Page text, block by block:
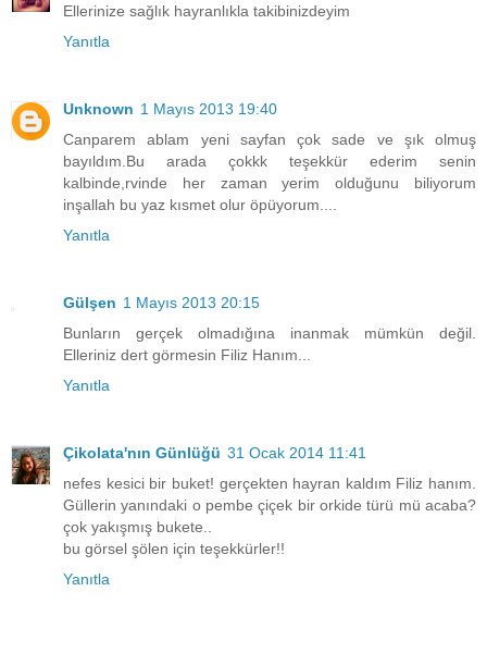
Ellerinize sağlık hayranlıkla takibinizdeyim
Yanıtla
Unknown 1 Mayıs 2013 19:40
Canparem ablam yeni sayfan çok sade ve şık olmuş
bayıldım.Bu arada çokkk teşekkür ederim senin
kalbinde,rvinde her zaman yerim olduğunu biliyorum
inşallah bu yaz kısmet olur öpüyorum....
Yanıtla
Gülşen 1 Mayıs 2013 20:15
Bunların gerçek olmadığına inanmak mümkün değil.
Elleriniz dert görmesin Filiz Hanım...
Yanıtla
Çikolata'nın Günlüğü 31 Ocak 2014 11:41
nefes kesici bir buket! gerçekten hayran kaldım Filiz hanım.
Güllerin yanındaki o pembe çiçek bir orkide türü mü acaba?
çok yakışmış bukete..
bu görsel şölen için teşekkürler!!
Yanıtla